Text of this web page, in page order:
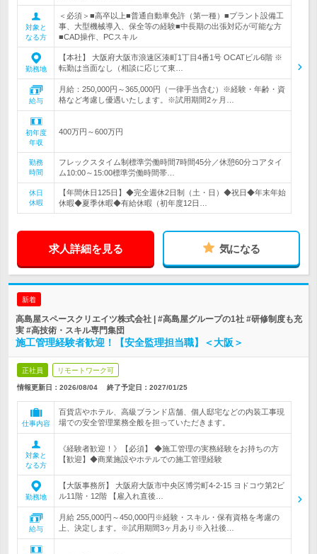
対象と
なる方
＜必須＞■高卒以上■普通自動車免許（第一種）■プラント設備工
事、大型機械導入、保全等の経験■中長期の出張対応が可能な方
■CAD操作、PCスキル
勤務地
【本社】 大阪府大阪市浪速区湊町1丁目4番1号 OCATビル6階 ※
転勤は当面なし（相談に応じて東…
給与
月給：250,000円～365,000円（一律手当含む）※経験・年齢・資
格など考慮し優遇いたします。※試用期間2ヶ月…
初年度
年収
400万円～600万円
勤務
時間
フレックスタイム制標準労働時間7時間45分／休憩60分コアタイ
ム10:00～15:00標準労働時間帯…
休日
休暇
【年間休日125日】◆完全週休2日制（土・日）◆祝日◆年末年始
休暇◆夏季休暇◆有給休暇（初年度12日…
求人詳細を見る 気になる
新着
高島屋スペースクリエイツ株式会社 | #高島屋グループの1社 #研修制度も充
実 #高技術・スキル専門集団
施工管理経験者歓迎！【安全監理担当職】＜大阪＞
正社員 リモートワーク可
情報更新日：2026/08/04 終了予定日： 2027/01/25
仕事内容
百貨店やホテル、高級ブランド店舗、個人邸宅などの内装工事現
場での安全管理業務全般を担っていただきます。
対象と
なる方
《経験者歓迎！》【必須】 ◆施工管理の実務経験をお持ちの方
【歓迎】◆商業施設やホテルでの施工管理経験
勤務地
【大阪事務所】 大阪府大阪市中央区博労町4-2-15 ヨドコウ第2ビ
ル11階・12階 【雇入れ直後…
給与
月給 255,000円～450,000円※経験・スキル・保有資格を考慮の
上、決定します。※試用期間3ヶ月あり※入社後…